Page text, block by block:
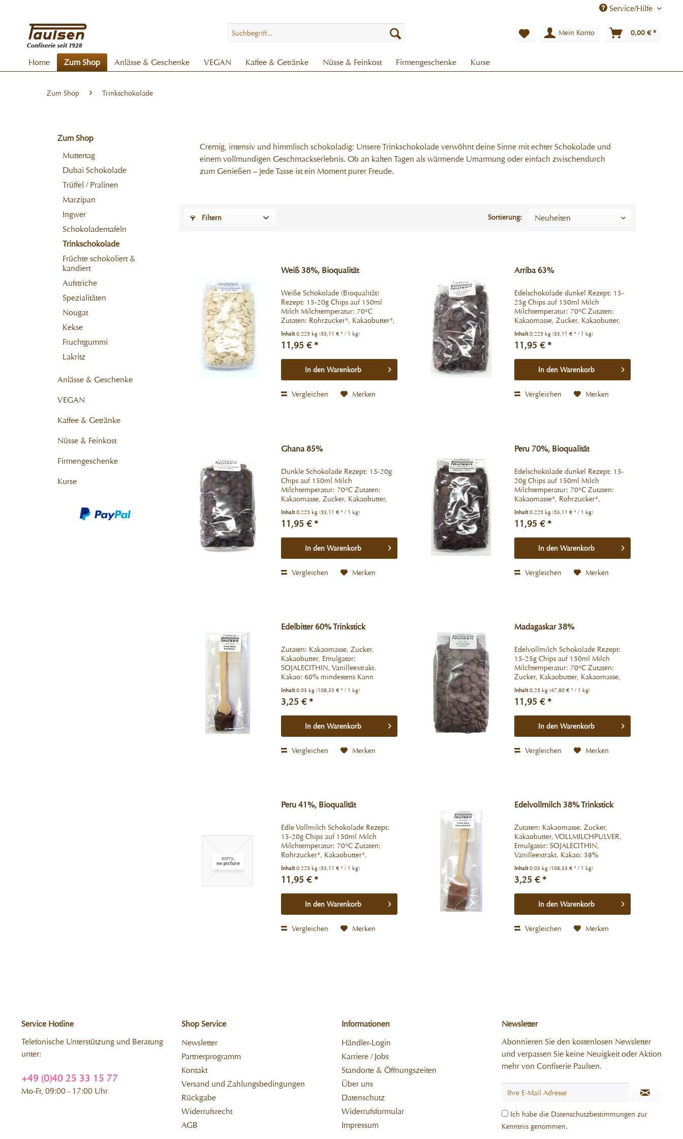
Service/Hilfe
Mein Konto 0,00 € *
Home Zum Shop Anlässe & Geschenke VEGAN Kaffee & Getränke Nüsse & Feinkost Firmengeschenke Kurse
Zum Shop Trinkschokolade
Zum Shop
Muttertag
Dubai Schokolade
Trüffel / Pralinen
Marzipan
Ingwer
Schokoladentafeln
Trinkschokolade
Früchte schokoliert &
kandiert
Aufstriche
Spezialitäten
Nougat
Kekse
Fruchtgummi
Lakritz
Anlässe & Geschenke
VEGAN
Kaffee & Getränke
Nüsse & Feinkost
Firmengeschenke
Kurse
Cremig, intensiv und himmlisch schokoladig: Unsere Trinkschokolade verwöhnt deine Sinne mit echter Schokolade und
einem vollmundigen Geschmackserlebnis. Ob an kalten Tagen als wärmende Umarmung oder einfach zwischendurch
zum Genießen – jede Tasse ist ein Moment purer Freude.
Filtern Sortierung:
Weiß 38%, Bioqualität
Weiße Schokolade (Bioqualität)
Rezept: 15-20g Chips auf 150ml
Milch Milchtemperatur: 70°C
Zutaten: Rohrzucker*, Kakaobutter*,
VOLLMILCHPULVER*. Kakao: 38%
mindestens *aus kontrol. biol.
Anbau. Kann Spuren von Ölsamen,
Milchbestandteilen...
Inhalt0.225 kg(53,11 € * / 1 kg)
11,95 € *
In den Warenkorb
Vergleichen Merken
Arriba 63%
Edelschokolade dunkel Rezept: 15-
25g Chips auf 150ml Milch
Milchtemperatur: 70°C Zutaten:
Kakaomasse, Zucker, Kakaobutter,
Emulgator: SOJALECITHIN. Kakao:
63% mindestens Kann Spuren von
Ölsamen, Milchbestandteilen und
Soja enthalten....
Inhalt0.225 kg(53,11 € * / 1 kg)
11,95 € *
In den Warenkorb
Vergleichen Merken
Ghana 85%
Dunkle Schokolade Rezept: 15-20g
Chips auf 150ml Milch
Milchtemperatur: 70°C Zutaten:
Kakaomasse, Zucker, Kakaobutter,
Emulgator: SOJALECITHIN. Kakao:
85% mindestens Kann Spuren von
Ölsamen, Milchbestandteilen und
Soja enthalten....
Inhalt0.225 kg(53,11 € * / 1 kg)
11,95 € *
In den Warenkorb
Vergleichen Merken
Peru 70%, Bioqualität
Edelschokolade dunkel Rezept: 15-
20g Chips auf 150ml Milch
Milchtemperatur: 70°C Zutaten:
Kakaomasse*, Rohrzucker*,
Kakaobutter*. *aus kontrolliert
biologischem Anbau Kakao: 70%
mindestens Kann Spuren von
Ölsamen, Milchbestandteilen und...
Inhalt0.225 kg(53,11 € * / 1 kg)
11,95 € *
In den Warenkorb
Vergleichen Merken
Edelbitter 60% Trinkstick
Zutaten: Kakaomasse, Zucker,
Kakaobutter, Emulgator:
SOJALECITHIN, Vanilleextrakt.
Kakao: 60% mindestens Kann
Spuren von Ölsamen,
Milchbestandteilen und Soja
enthalten. Druchschnittliche
Nährwerte per 100g: Energie 2452 kj
/ 590 kcal...
Inhalt0.03 kg(108,33 € * / 1 kg)
3,25 € *
In den Warenkorb
Vergleichen Merken
Madagaskar 38%
Edelvollmilch Schokolade Rezept:
15-25g Chips auf 150ml Milch
Milchtemperatur: 70°C Zutaten:
Zucker, Kakaobutter, Kakaomasse,
VOLLMILCHPULVER, Emulgator:
SOJALECITHIN. Kakao: 47%
mindestens Kann Spuren von
Ölsamen, Milchbestandteilen und...
Inhalt0.25 kg(47,80 € * / 1 kg)
11,95 € *
In den Warenkorb
Vergleichen Merken
Peru 41%, Bioqualität
Edle Vollmilch Schokolade Rezept:
15-20g Chips auf 150ml Milch
Milchtemperatur: 70°C Zutaten:
Rohrzucker*, Kakaobutter*,
VOLLMILCHPULVER*, Kakaomasse.
Kakao: 41% mindestens *aus
kontrolliert biologischem Anbau
Kann Spuren von Ölsamen,...
Inhalt0.225 kg(53,11 € * / 1 kg)
11,95 € *
In den Warenkorb
Vergleichen Merken
Edelvollmilch 38% Trinkstick
Zutaten: Kakaomasse, Zucker,
Kakaobutter, VOLLMILCHPULVER,
Emulgator: SOJALECITHIN,
Vanilleextrakt. Kakao: 38%
mindestens Kann Spuren von
Ölsamen, Milchbestandteilen und
Soja enthalten. Druchschnittliche
Nährwerte per 100g: Energie 2503...
Inhalt0.03 kg(108,33 € * / 1 kg)
3,25 € *
In den Warenkorb
Vergleichen Merken
Service Hotline
Telefonische Unterstützung und Beratung
unter:
+49 (0)40 25 33 15 77
Mo-Fr, 09:00 - 17:00 Uhr
Shop Service
Newsletter
Partnerprogramm
Kontakt
Versand und Zahlungsbedingungen
Rückgabe
Widerrufsrecht
AGB
Informationen
Händler-Login
Karriere / Jobs
Standorte & Öffnungszeiten
Über uns
Datenschutz
Widerrufsformular
Impressum
Newsletter
Abonnieren Sie den kostenlosen Newsletter
und verpassen Sie keine Neuigkeit oder Aktion
mehr von Confiserie Paulsen.
Ich habe die Datenschutzbestimmungen zur
Kenntnis genommen.